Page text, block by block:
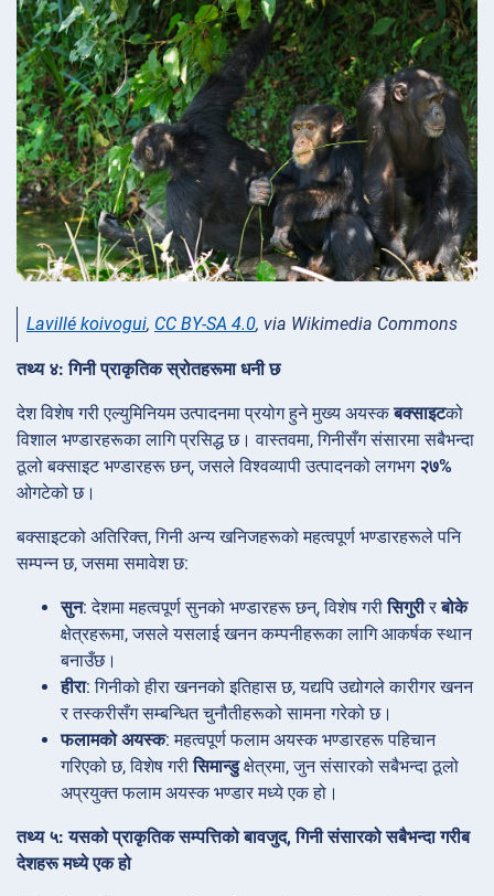
Lavillé koivogui, CC BY-SA 4.0, via Wikimedia Commons
तथ्य ४: गिनी प्राकृतिक स्रोतहरूमा धनी छ
देश विशेष गरी एल्युमिनियम उत्पादनमा प्रयोग हुने मुख्य अयस्कबक्साइटको
विशाल भण्डारहरूका लागि प्रसिद्ध छ। वास्तवमा, गिनीसँग संसारमा सबैभन्दा
ठूलो बक्साइट भण्डारहरू छन्, जसले विश्वव्यापी उत्पादनको लगभग २७%
ओगटेको छ।
बक्साइटको अतिरिक्त, गिनी अन्य खनिजहरूको महत्वपूर्ण भण्डारहरूले पनि
सम्पन्न छ, जसमा समावेश छ:
सुन: देशमा महत्वपूर्ण सुनको भण्डारहरू छन्, विशेष गरीसिगुरीरबोके
क्षेत्रहरूमा, जसले यसलाई खनन कम्पनीहरूका लागि आकर्षक स्थान
बनाउँछ।
हीरा: गिनीको हीरा खननको इतिहास छ, यद्यपि उद्योगले कारीगर खनन
र तस्करीसँग सम्बन्धित चुनौतीहरूको सामना गरेको छ।
फलामको अयस्क: महत्वपूर्ण फलाम अयस्क भण्डारहरू पहिचान
गरिएको छ, विशेष गरीसिमान्डुक्षेत्रमा, जुन संसारको सबैभन्दा ठूलो
अप्रयुक्त फलाम अयस्क भण्डार मध्ये एक हो।
तथ्य ५: यसको प्राकृतिक सम्पत्तिको बावजुद, गिनी संसारको सबैभन्दा गरीब
देशहरू मध्ये एक हो